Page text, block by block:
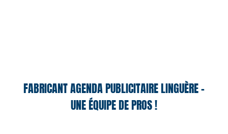
FABRICANT AGENDA PUBLICITAIRE LINGUÈRE –
UNE ÉQUIPE DE PROS !